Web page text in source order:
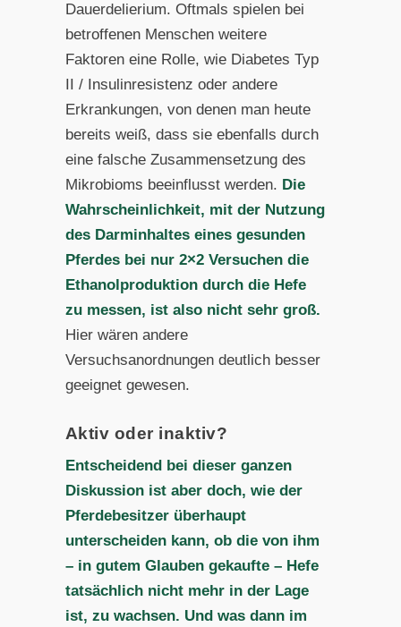
Dauerdelierium. Oftmals spielen bei
betroffenen Menschen weitere
Faktoren eine Rolle, wie Diabetes Typ
II / Insulinresistenz oder andere
Erkrankungen, von denen man heute
bereits weiß, dass sie ebenfalls durch
eine falsche Zusammensetzung des
Mikrobioms beeinflusst werden. Die
Wahrscheinlichkeit, mit der Nutzung
des Darminhaltes eines gesunden
Pferdes bei nur 2×2 Versuchen die
Ethanolproduktion durch die Hefe
zu messen, ist also nicht sehr groß.
Hier wären andere
Versuchsanordnungen deutlich besser
geeignet gewesen.
Aktiv oder inaktiv?
Entscheidend bei dieser ganzen
Diskussion ist aber doch, wie der
Pferdebesitzer überhaupt
unterscheiden kann, ob die von ihm
– in gutem Glauben gekaufte – Hefe
tatsächlich nicht mehr in der Lage
ist, zu wachsen. Und was dann im